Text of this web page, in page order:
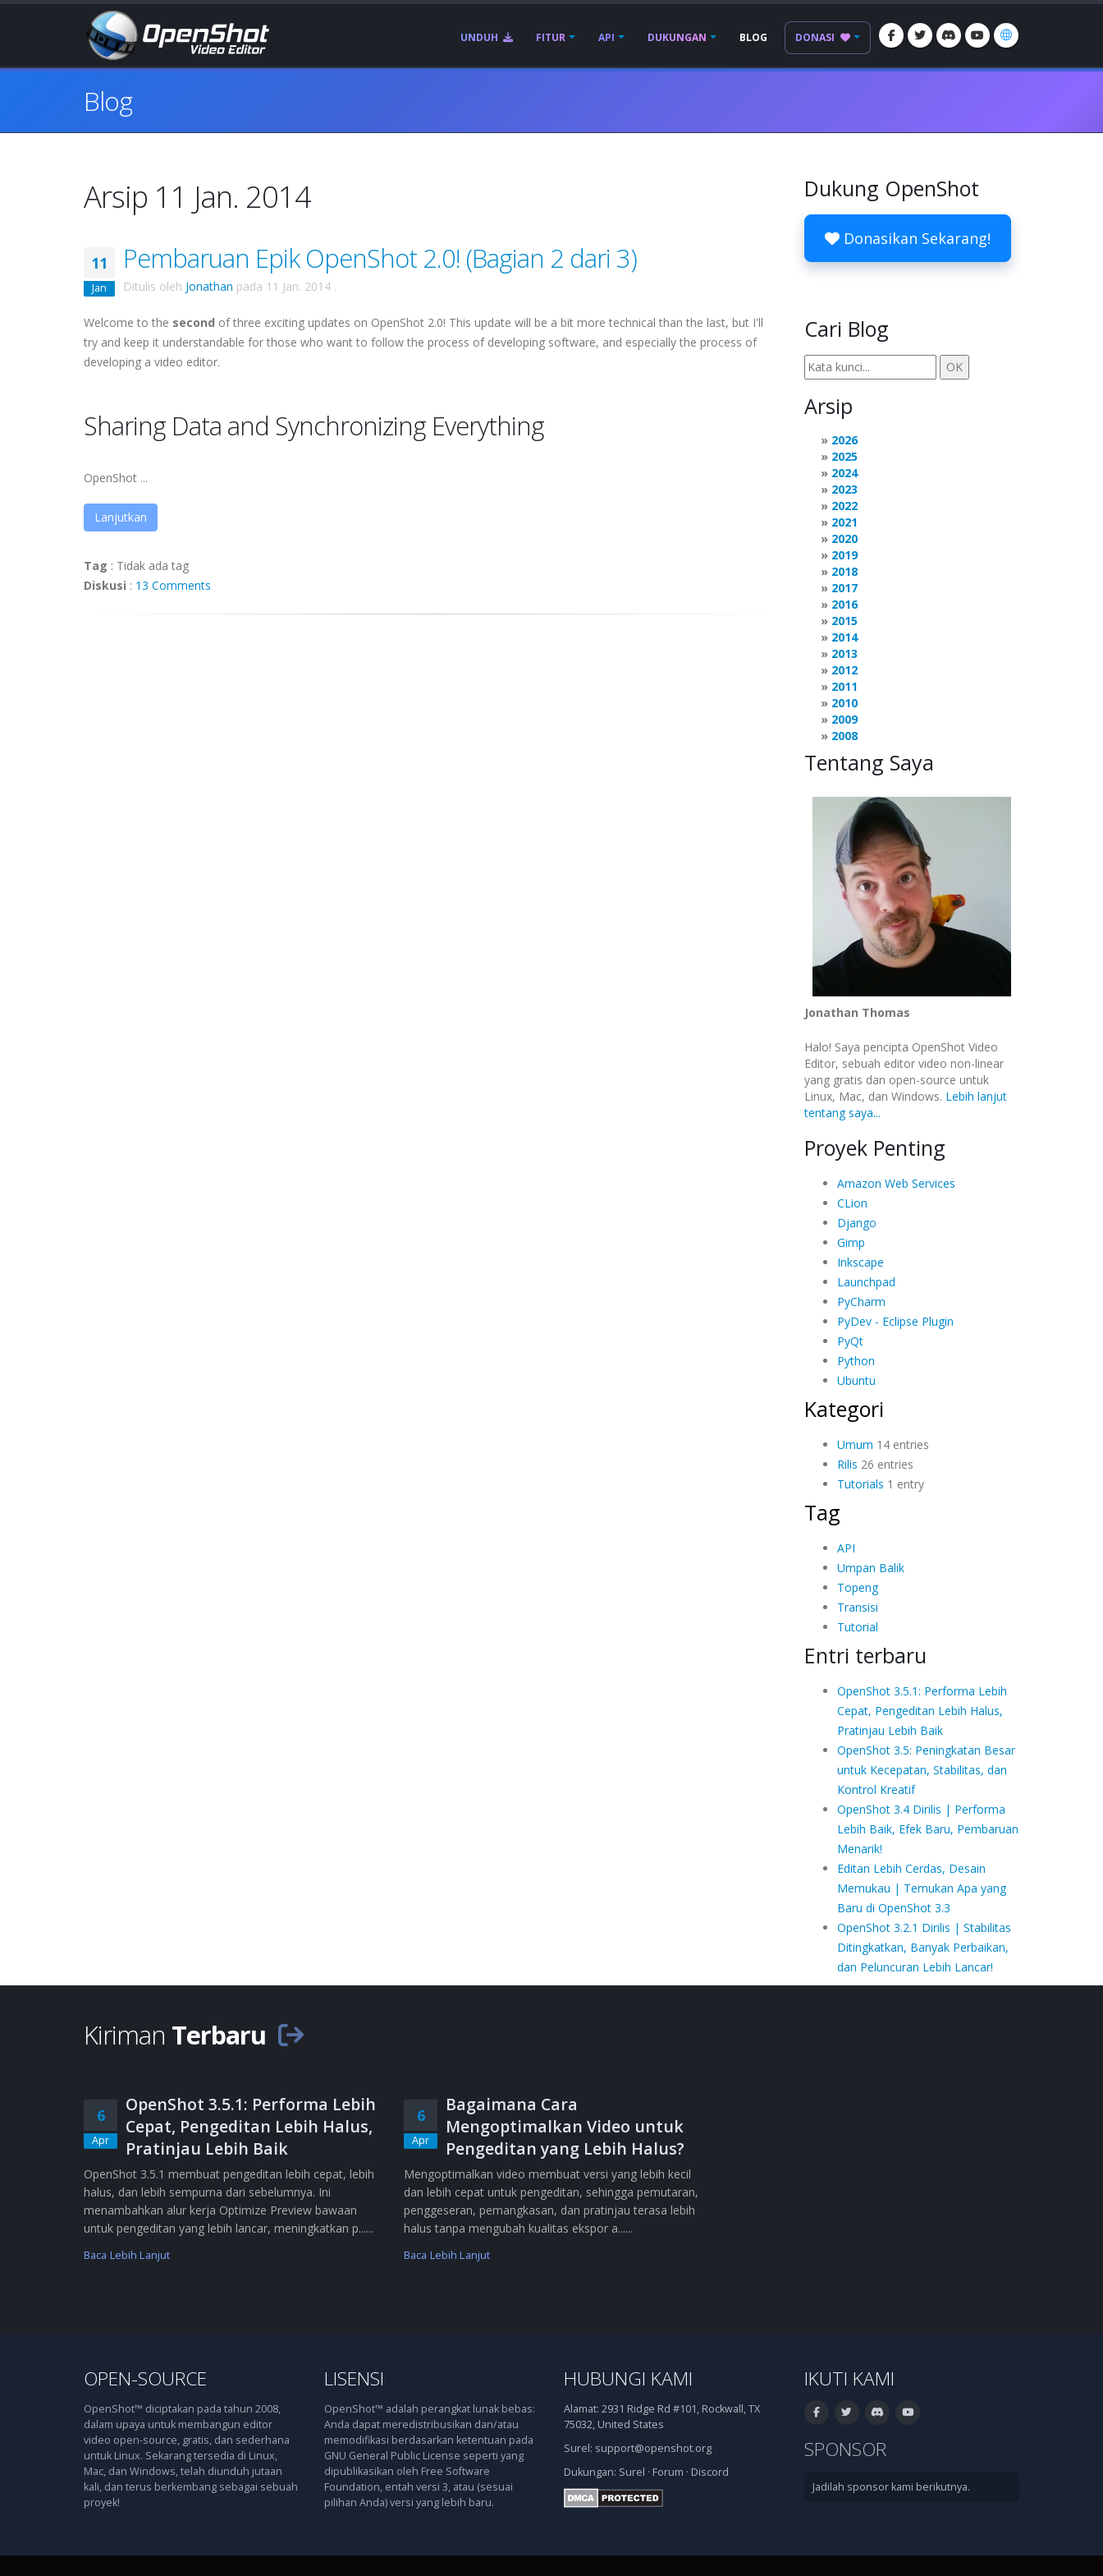
UNDUH FITUR API DUKUNGAN BLOG DONASI
Blog
Arsip 11 Jan. 2014
11
Jan
Pembaruan Epik OpenShot 2.0! (Bagian 2 dari 3)
Ditulis oleh Jonathan pada 11 Jan. 2014 .
Welcome to the second of three exciting updates on OpenShot 2.0! This update will be a bit more technical than the last, but I'll
try and keep it understandable for those who want to follow the process of developing software, and especially the process of
developing a video editor.
Sharing Data and Synchronizing Everything
OpenShot ...
Lanjutkan
Tag : Tidak ada tag
Diskusi : 13 Comments
Dukung OpenShot
Donasikan Sekarang!
Cari Blog
Arsip
2026
2025
2024
2023
2022
2021
2020
2019
2018
2017
2016
2015
2014
2013
2012
2011
2010
2009
2008
Tentang Saya
Jonathan Thomas
Halo! Saya pencipta OpenShot Video
Editor, sebuah editor video non-linear
yang gratis dan open-source untuk
Linux, Mac, dan Windows. Lebih lanjut
tentang saya...
Proyek Penting
Amazon Web Services
CLion
Django
Gimp
Inkscape
Launchpad
PyCharm
PyDev - Eclipse Plugin
PyQt
Python
Ubuntu
Kategori
Umum 14 entries
Rilis 26 entries
Tutorials 1 entry
Tag
API
Umpan Balik
Topeng
Transisi
Tutorial
Entri terbaru
OpenShot 3.5.1: Performa Lebih
Cepat, Pengeditan Lebih Halus,
Pratinjau Lebih Baik
OpenShot 3.5: Peningkatan Besar
untuk Kecepatan, Stabilitas, dan
Kontrol Kreatif
OpenShot 3.4 Dirilis | Performa
Lebih Baik, Efek Baru, Pembaruan
Menarik!
Editan Lebih Cerdas, Desain
Memukau | Temukan Apa yang
Baru di OpenShot 3.3
OpenShot 3.2.1 Dirilis | Stabilitas
Ditingkatkan, Banyak Perbaikan,
dan Peluncuran Lebih Lancar!
Kiriman Terbaru
6
Apr
OpenShot 3.5.1: Performa Lebih
Cepat, Pengeditan Lebih Halus,
Pratinjau Lebih Baik
OpenShot 3.5.1 membuat pengeditan lebih cepat, lebih
halus, dan lebih sempurna dari sebelumnya. Ini
menambahkan alur kerja Optimize Preview bawaan
untuk pengeditan yang lebih lancar, meningkatkan p......
Baca Lebih Lanjut
6
Apr
Bagaimana Cara
Mengoptimalkan Video untuk
Pengeditan yang Lebih Halus?
Mengoptimalkan video membuat versi yang lebih kecil
dan lebih cepat untuk pengeditan, sehingga pemutaran,
penggeseran, pemangkasan, dan pratinjau terasa lebih
halus tanpa mengubah kualitas ekspor a......
Baca Lebih Lanjut
OPEN-SOURCE
OpenShot™ diciptakan pada tahun 2008,
dalam upaya untuk membangun editor
video open-source, gratis, dan sederhana
untuk Linux. Sekarang tersedia di Linux,
Mac, dan Windows, telah diunduh jutaan
kali, dan terus berkembang sebagai sebuah
proyek!
LISENSI
OpenShot™ adalah perangkat lunak bebas:
Anda dapat meredistribusikan dan/atau
memodifikasi berdasarkan ketentuan pada
GNU General Public License seperti yang
dipublikasikan oleh Free Software
Foundation, entah versi 3, atau (sesuai
pilihan Anda) versi yang lebih baru.
HUBUNGI KAMI
Alamat: 2931 Ridge Rd #101, Rockwall, TX
75032, United States
Surel: support@openshot.org
Dukungan: Surel · Forum · Discord
IKUTI KAMI
SPONSOR
Jadilah sponsor kami berikutnya.